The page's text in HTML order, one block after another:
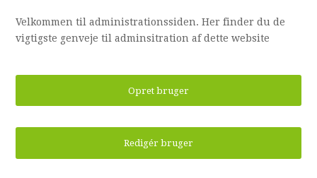
Velkommen til administrationssiden. Her finder du de
vigtigste genveje til adminsitration af dette website
Opret bruger
Redigér bruger